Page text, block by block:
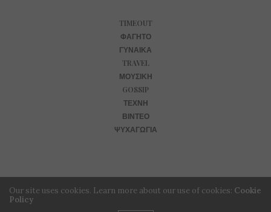
TIMEOUT
ΦΑΓΗΤΌ
ΓΥΝΑΊΚΑ
TRAVEL
ΜΟΥΣΙΚΉ
GOSSIP
ΤΈΧΝΗ
ΒΊΝΤΕΟ
ΨΥΧΑΓΩΓΊΑ
Our site uses cookies. Learn more about our use of cookies: Cookie
Policy